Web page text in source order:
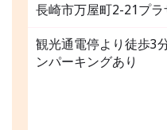
長崎市万屋町2-21プラ
観光通電停より徒歩3
ンパーキングあり